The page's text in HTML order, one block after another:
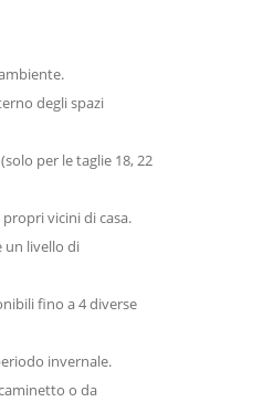
degli spazi
per le taglie 18, 22
vicini di casa.
un livello di
fino a 4 diverse
invernale.
o da